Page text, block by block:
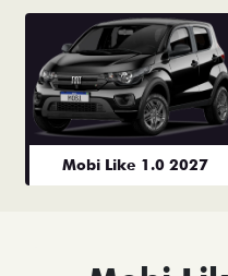
Mobi Like 1.0 2027